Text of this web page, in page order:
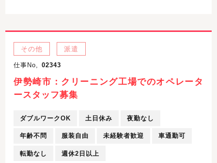
その他 派遣
仕事No, 02343
伊勢崎市：クリーニング工場でのオペレータ
ースタッフ募集
ダブルワークOK 土日休み 夜勤なし
年齢不問 服装自由 未経験者歓迎 車通勤可
転勤なし 週休2日以上